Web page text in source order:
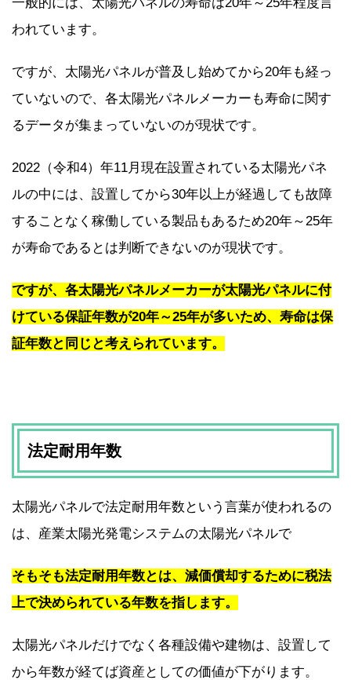
われています。
ですが、太陽光パネルが普及し始めてから20年も経っ
ていないので、各太陽光パネルメーカーも寿命に関す
るデータが集まっていないのが現状です。
2022（令和4）年11月現在設置されている太陽光パネ
ルの中には、設置してから30年以上が経過しても故障
することなく稼働している製品もあるため20年～25年
が寿命であるとは判断できないのが現状です。
ですが、各太陽光パネルメーカーが太陽光パネルに付
けている保証年数が20年～25年が多いため、寿命は保
証年数と同じと考えられています。
法定耐用年数
太陽光パネルで法定耐用年数という言葉が使われるの
は、産業太陽光発電システムの太陽光パネルで
そもそも法定耐用年数とは、減価償却するために税法
上で決められている年数を指します。
太陽光パネルだけでなく各種設備や建物は、設置して
から年数が経てば資産としての価値が下がります。